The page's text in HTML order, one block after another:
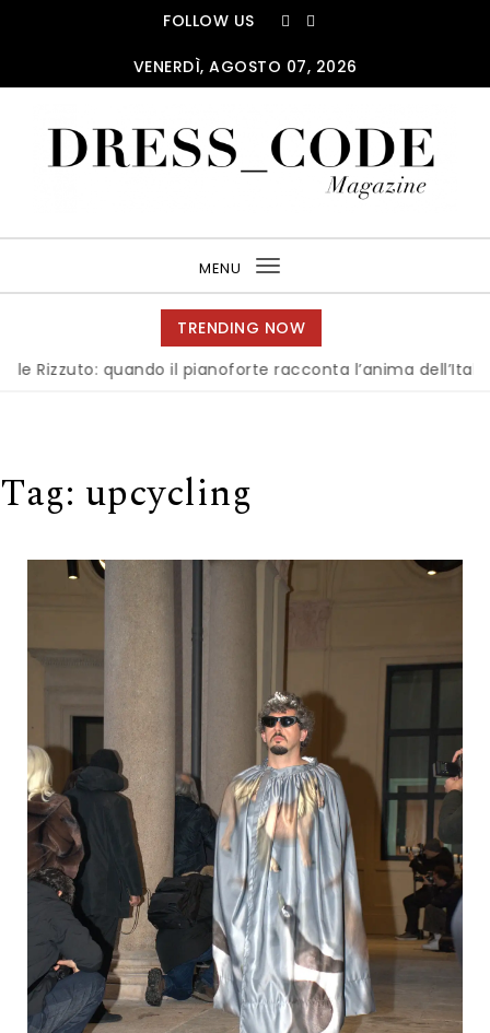
FOLLOW US
VENERDÌ, AGOSTO 07, 2026
MENU
Toggle
navigation
TRENDING NOW
quando il pianoforte racconta l’anima dell’Italia |
Tag: upcycling